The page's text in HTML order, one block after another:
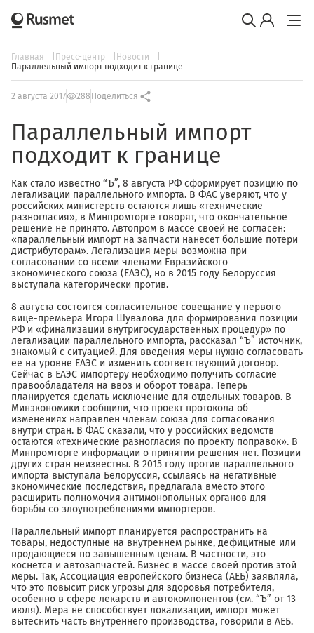
Главная Пресс-центр
Новости
Параллельный импорт подходит к границе
2 августа 2017 288 Поделиться
Параллельный импорт
подходит к границе
Как стало известно “Ъ”, 8 августа РФ сформирует позицию по
легализации параллельного импорта. В ФАС уверяют, что у
российских министерств остаются лишь «технические
разногласия», в Минпромторге говорят, что окончательное
решение не принято. Автопром в массе своей не согласен:
«параллельный импорт на запчасти нанесет большие потери
дистрибуторам». Легализация меры возможна при
согласовании со всеми членами Евразийского
экономического союза (ЕАЭС), но в 2015 году Белоруссия
выступала категорически против.
8 августа состоится согласительное совещание у первого
вице-премьера Игоря Шувалова для формирования позиции
РФ и «финализации внутригосударственных процедур» по
легализации параллельного импорта, рассказал “Ъ” источник,
знакомый с ситуацией. Для введения меры нужно согласовать
ее на уровне ЕАЭС и изменить соответствующий договор.
Сейчас в ЕАЭС импортеру необходимо получить согласие
правообладателя на ввоз и оборот товара. Теперь
планируется сделать исключение для отдельных товаров. В
Минэкономики сообщили, что проект протокола об
изменениях направлен членам союза для согласования
внутри стран. В ФАС сказали, что у российских ведомств
остаются «технические разногласия по проекту поправок». В
Минпромторге информации о принятии решения нет. Позиции
других стран неизвестны. В 2015 году против параллельного
импорта выступала Белоруссия, ссылаясь на негативные
экономические последствия, предлагала вместо этого
расширить полномочия антимонопольных органов для
борьбы со злоупотреблениями импортеров.
Параллельный импорт планируется распространить на
товары, недоступные на внутреннем рынке, дефицитные или
продающиеся по завышенным ценам. В частности, это
коснется и автозапчастей. Бизнес в массе своей против этой
меры. Так, Ассоциация европейского бизнеса (АЕБ) заявляла,
что это повысит риск угрозы для здоровья потребителя,
особенно в сфере лекарств и автокомпонентов (см. “Ъ” от 13
июля). Мера не способствует локализации, импорт может
вытеснить часть внутреннего производства, говорили в АЕБ.